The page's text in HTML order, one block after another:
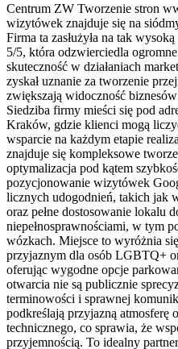
Centrum ZW Tworzenie stron
wizytówek znajduje się na
Firma ta zasłużyła na tak
5/5, która odzwierciedla
skuteczność w działaniach
zyskał uznanie za tworzenie
zwiększają widoczność
Siedziba firmy mieści się pod
Kraków, gdzie klienci mogą
wsparcie na każdym etapie
znajduje się kompleksowe
optymalizacja pod kątem
pozycjonowanie wizytówek
licznych udogodnień, takich jak
oraz pełne dostosowanie lokalu
niepełnosprawnościami, w tym
wózkach. Miejsce to wyróżnia
przyjaznym dla osób LGBTQ+
oferując wygodne opcje
otwarcia nie są publicznie
terminowości i sprawnej
podkreślają przyjazną atmosferę
technicznego, co sprawia, że
przyjemnością. To idealny